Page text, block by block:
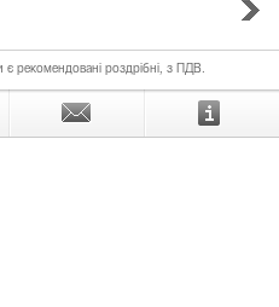
є рекомендовані роздрібні, з ПДВ.